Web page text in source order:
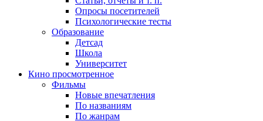
Опросы посетителей
Психологические тесты
Образование
Детсад
Школа
Университет
Кино просмотренное
Фильмы
Новые впечатления
По названиям
По жанрам